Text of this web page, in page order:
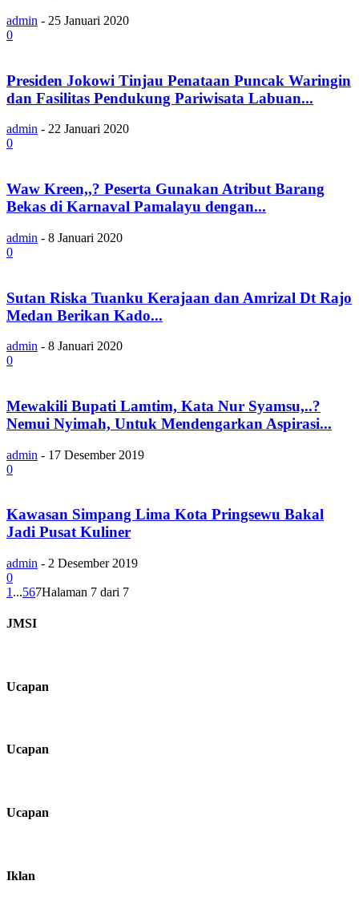
admin - 25 Januari 2020
0
Presiden Jokowi Tinjau Penataan Puncak Waringin
dan Fasilitas Pendukung Pariwisata Labuan...
admin - 22 Januari 2020
0
Waw Kreen,,? Peserta Gunakan Atribut Barang
Bekas di Karnaval Pamalayu dengan...
admin - 8 Januari 2020
0
Sutan Riska Tuanku Kerajaan dan Amrizal Dt Rajo
Medan Berikan Kado...
admin - 8 Januari 2020
0
Mewakili Bupati Lamtim, Kata Nur Syamsu,..?
Nemui Nyimah, Untuk Mendengarkan Aspirasi...
admin - 17 Desember 2019
0
Kawasan Simpang Lima Kota Pringsewu Bakal
Jadi Pusat Kuliner
admin - 2 Desember 2019
0
1 ...567Halaman 7 dari 7
JMSI
Ucapan
Ucapan
Ucapan
Iklan